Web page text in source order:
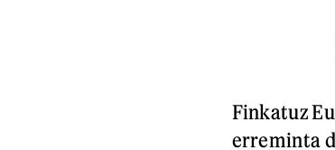
Finkatuz
erreminta